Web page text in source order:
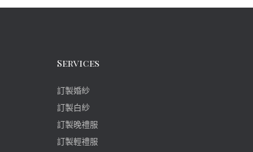
Services
訂製婚紗
訂製白紗
訂製晚禮服
訂製輕禮服